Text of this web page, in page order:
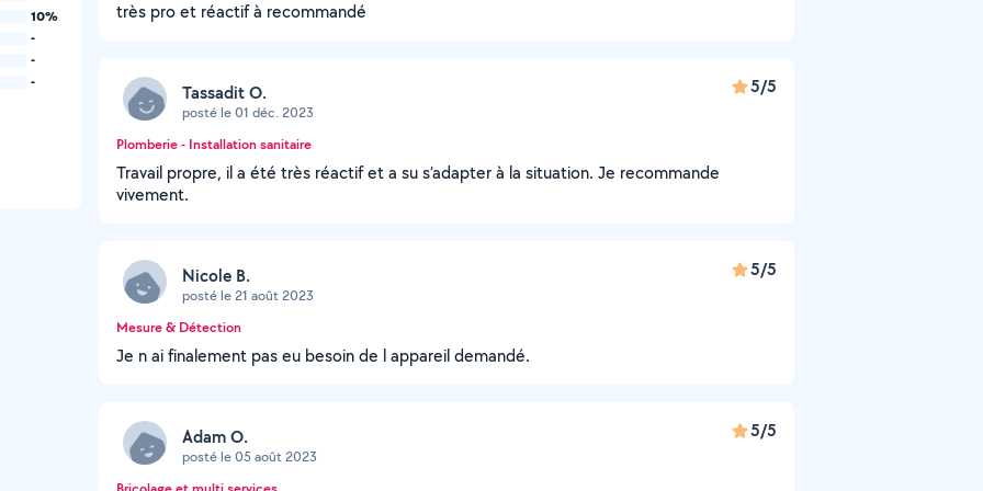
10%
-
-
-
très pro et réactif à recommandé
Tassadit O.
posté le 01 déc. 2023
5/5
Plomberie - Installation sanitaire
Travail propre, il a été très réactif et a su s’adapter à la situation. Je recommande
vivement.
Nicole B.
posté le 21 août 2023
5/5
Mesure & Détection
Je n ai finalement pas eu besoin de l appareil demandé.
Adam O.
posté le 05 août 2023
5/5